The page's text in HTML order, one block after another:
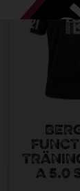
A 5.0